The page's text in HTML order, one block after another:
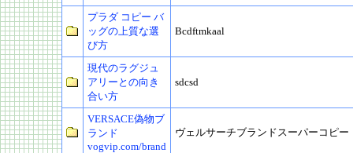
プラダ コピー バ
ッグの上質な選
び方
Bcdftmkaal
現代のラグジュ
アリーとの向き
合い方
sdcsd
VERSACE偽物ブ
ランド
vogvip.com/brand
ヴェルサーチブランドスーパーコピー